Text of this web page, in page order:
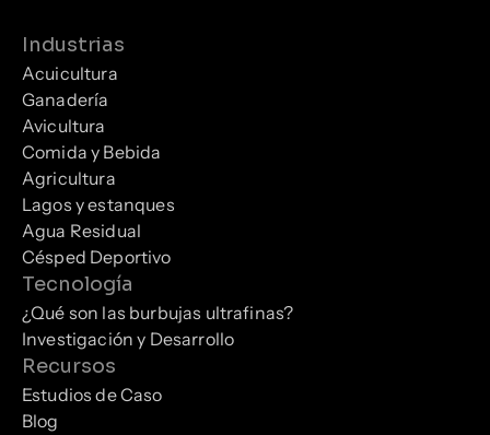
Industrias
Acuicultura
Ganadería
Avicultura
Comida y Bebida
Agricultura
Lagos y estanques
Agua Residual
Césped Deportivo
Tecnología
¿Qué son las burbujas ultrafinas?
Investigación y Desarrollo
Recursos
Estudios de Caso
Blog